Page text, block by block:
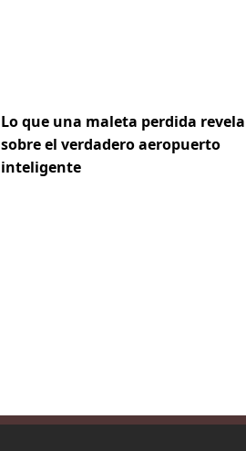
Lo que una maleta perdida revela
sobre el verdadero aeropuerto
inteligente